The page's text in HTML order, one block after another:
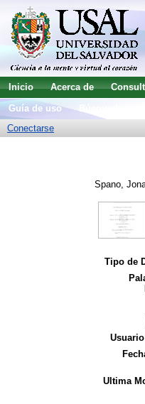
Inicio Acerca de
Guía de uso
Conectarse
Spano,
Tipo de
Ultima